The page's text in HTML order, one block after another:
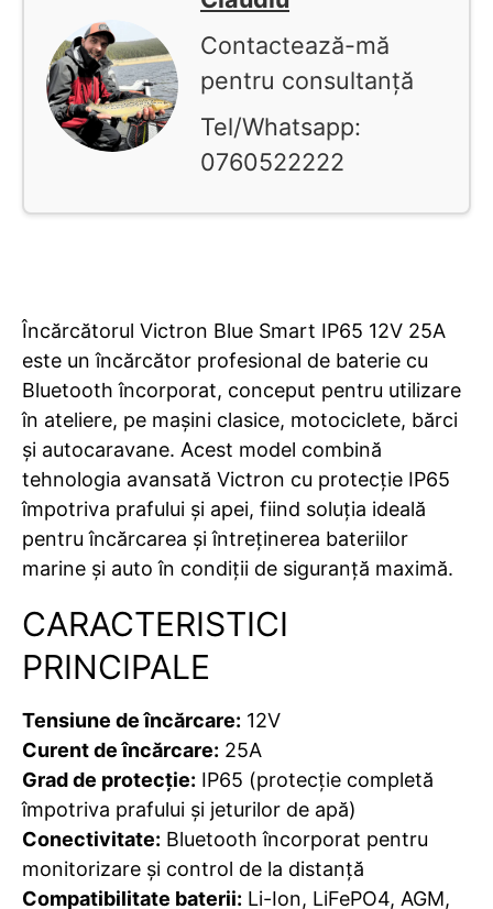
Contactează-mă
pentru consultanță
Tel/Whatsapp:
0760522222
Încărcătorul Victron Blue Smart IP65 12V 25A
este un încărcător profesional de baterie cu
Bluetooth încorporat, conceput pentru utilizare
în ateliere, pe mașini clasice, motociclete, bărci
și autocaravane. Acest model combină
tehnologia avansată Victron cu protecție IP65
împotriva prafului și apei, fiind soluția ideală
pentru încărcarea și întreținerea bateriilor
marine și auto în condiții de siguranță maximă.
CARACTERISTICI
PRINCIPALE
Tensiune de încărcare: 12V
Curent de încărcare: 25A
Grad de protecție: IP65 (protecție completă
împotriva prafului și jeturilor de apă)
Conectivitate: Bluetooth încorporat pentru
monitorizare și control de la distanță
Compatibilitate baterii: Li-Ion, LiFePO4, AGM,